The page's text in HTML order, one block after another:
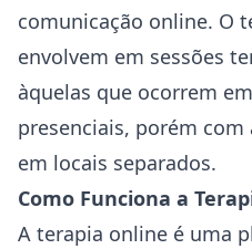
comunicação online. O
envolvem em sessões
àquelas que ocorrem
presenciais, porém
em locais separados.
Como Funciona a
A terapia online é uma